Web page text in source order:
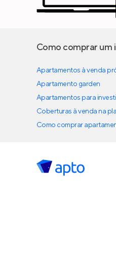
Como comprar um
Apartamentos à venda
Apartamento garden
Apartamentos para
Coberturas à venda na
Como comprar